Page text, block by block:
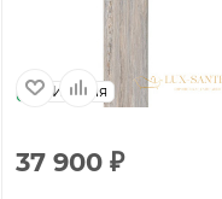
Италия
37 900 ₽